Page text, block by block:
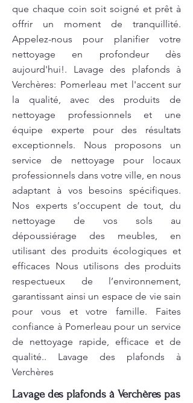
que chaque coin soit soigné et prêt à
offrir un moment de tranquillité.
Appelez-nous pour planifier votre
nettoyage en profondeur dès
aujourd'hui!. Lavage des plafonds à
Verchères: Pomerleau met l'accent sur
la qualité, avec des produits de
nettoyage professionnels et une
équipe experte pour des résultats
exceptionnels. Nous proposons un
service de nettoyage pour locaux
professionnels dans votre ville, en nous
adaptant à vos besoins spécifiques.
Nos experts s’occupent de tout, du
nettoyage de vos sols au
dépoussiérage des meubles, en
utilisant des produits écologiques et
efficaces Nous utilisons des produits
respectueux de l’environnement,
garantissant ainsi un espace de vie sain
pour vous et votre famille. Faites
confiance à Pomerleau pour un service
de nettoyage rapide, efficace et de
qualité.. Lavage des plafonds à
Verchères
Lavage des plafonds à Verchères pas